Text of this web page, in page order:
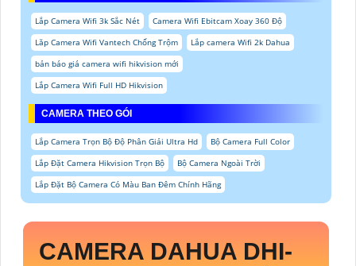
Lắp Camera Wifi 3k Sắc Nét
Camera Wifi Ebitcam Xoay 360 Độ
Lăp Camera Wifi Vantech Chống Trộm
Lắp camera Wifi 2k Dahua
bản báo giá camera wifi hikvision mới
Lắp Camera Wifi Full HD Hikvision
CAMERA THEO GÓI
Lắp Camera Trọn Bộ Độ Phân Giải Ultra Hd
Bộ Camera Full Color
Lắp Đặt Camera Hikvision Trọn Bộ
Bộ Camera Ngoài Trời
Lắp Đặt Bộ Camera Có Màu Ban Đêm Chính Hãng
CAMERA DAHUA DHI-